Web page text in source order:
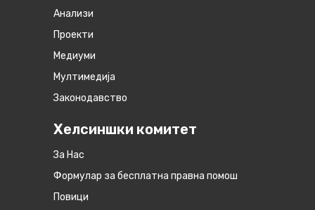
Анализи
Проекти
Медиуми
Мултимедија
Законодавство
Хелсиншки комитет
За Нас
Формулар за бесплатна правна помош
Повици